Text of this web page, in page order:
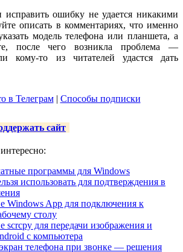
ошибку не удается никакими
описать в комментариях, что именно
модель телефона или планшета, а
после чего возникла проблема —
кому-то из читателей удастся дать
в Телеграм| Способы подписки
сайт
программы для Windows
использовать для подтверждения в
Windows App для подключения к
столу
scrcpy для передачи изображения и
с компьютера
телефона при звонке — решения